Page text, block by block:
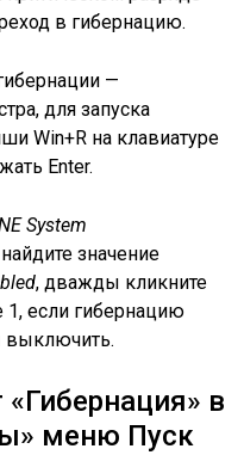
в гибернацию.
—
для запуска
Win+R на клавиатуре
Enter.
System
значение
, дважды кликните
1, если гибернацию
выключить.
в
меню Пуск